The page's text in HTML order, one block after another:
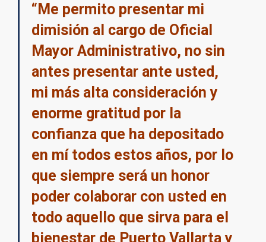
“Me permito presentar mi
dimisión al cargo de Oficial
Mayor Administrativo, no sin
antes presentar ante usted,
mi más alta consideración y
enorme gratitud por la
confianza que ha depositado
en mí todos estos años, por lo
que siempre será un honor
poder colaborar con usted en
todo aquello que sirva para el
bienestar de Puerto Vallarta y